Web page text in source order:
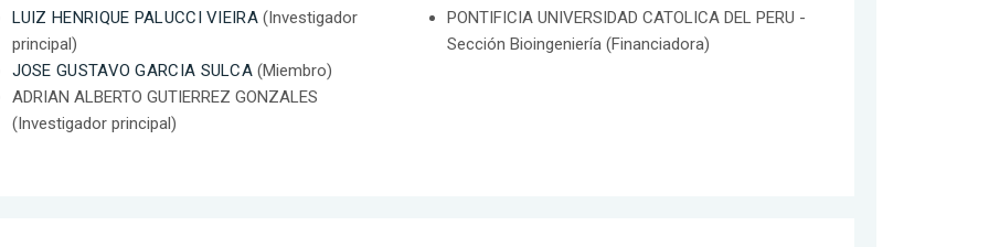
LUIZ HENRIQUE PALUCCI VIEIRA(Investigador
principal)
JOSE GUSTAVO GARCIA SULCA (Miembro)
ADRIAN ALBERTO GUTIERREZ GONZALES
(Investigador principal)
PONTIFICIA UNIVERSIDAD CATOLICA DEL PERU -
Sección Bioingeniería (Financiadora)